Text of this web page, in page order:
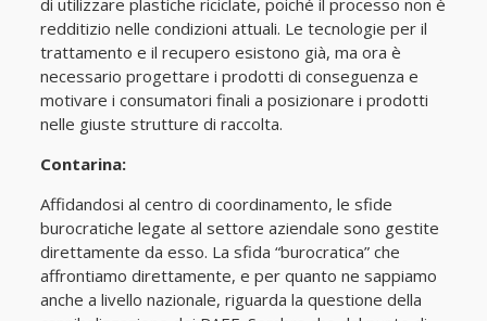
di utilizzare plastiche riciclate, poiché il processo non è
redditizio nelle condizioni attuali. Le tecnologie per il
trattamento e il recupero esistono già, ma ora è
necessario progettare i prodotti di conseguenza e
motivare i consumatori finali a posizionare i prodotti
nelle giuste strutture di raccolta.
Contarina:
Affidandosi al centro di coordinamento, le sfide
burocratiche legate al settore aziendale sono gestite
direttamente da esso. La sfida “burocratica” che
affrontiamo direttamente, e per quanto ne sappiamo
anche a livello nazionale, riguarda la questione della